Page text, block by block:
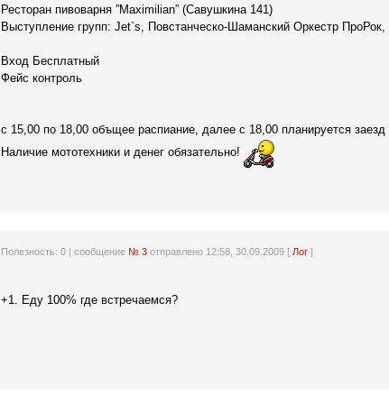
Ресторан пивоварня ”Maximilian” (Савушкина 141)
Выступление групп: Jet`s, Повстанческо-Шаманский Оркестр
Вход Бесплатный
Фейс контроль
с 15,00 по 18,00 объщее распиание, далее с 18,00 планируется
Наличие мототехники и денег обязательно!
Полезность: 0| сообщение № 3отправлено 12:58, 30.09.2009 [ Лог]
+1. Еду 100% где встречаемся?